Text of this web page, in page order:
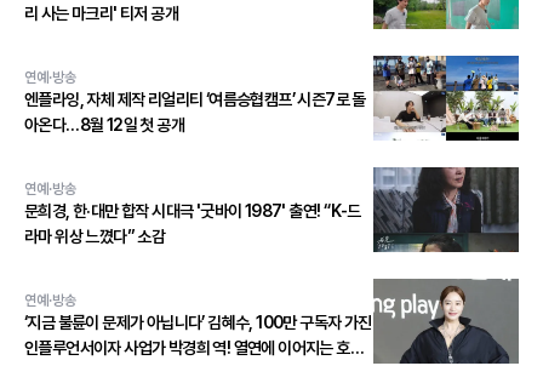
리 사는 마크리' 티저 공개
연예·방송
엔플라잉, 자체 제작 리얼리티 ‘여름승협캠프’ 시즌7로 돌
아온다…8월 12일 첫 공개
연예·방송
문희경, 한·대만 합작 시대극 '굿바이 1987' 출연! “K-드
라마 위상 느꼈다” 소감
연예·방송
‘지금 불륜이 문제가 아닙니다’ 김혜수, 100만 구독자 가진
인플루언서이자 사업가 박경희 역! 열연에 이어지는 호평